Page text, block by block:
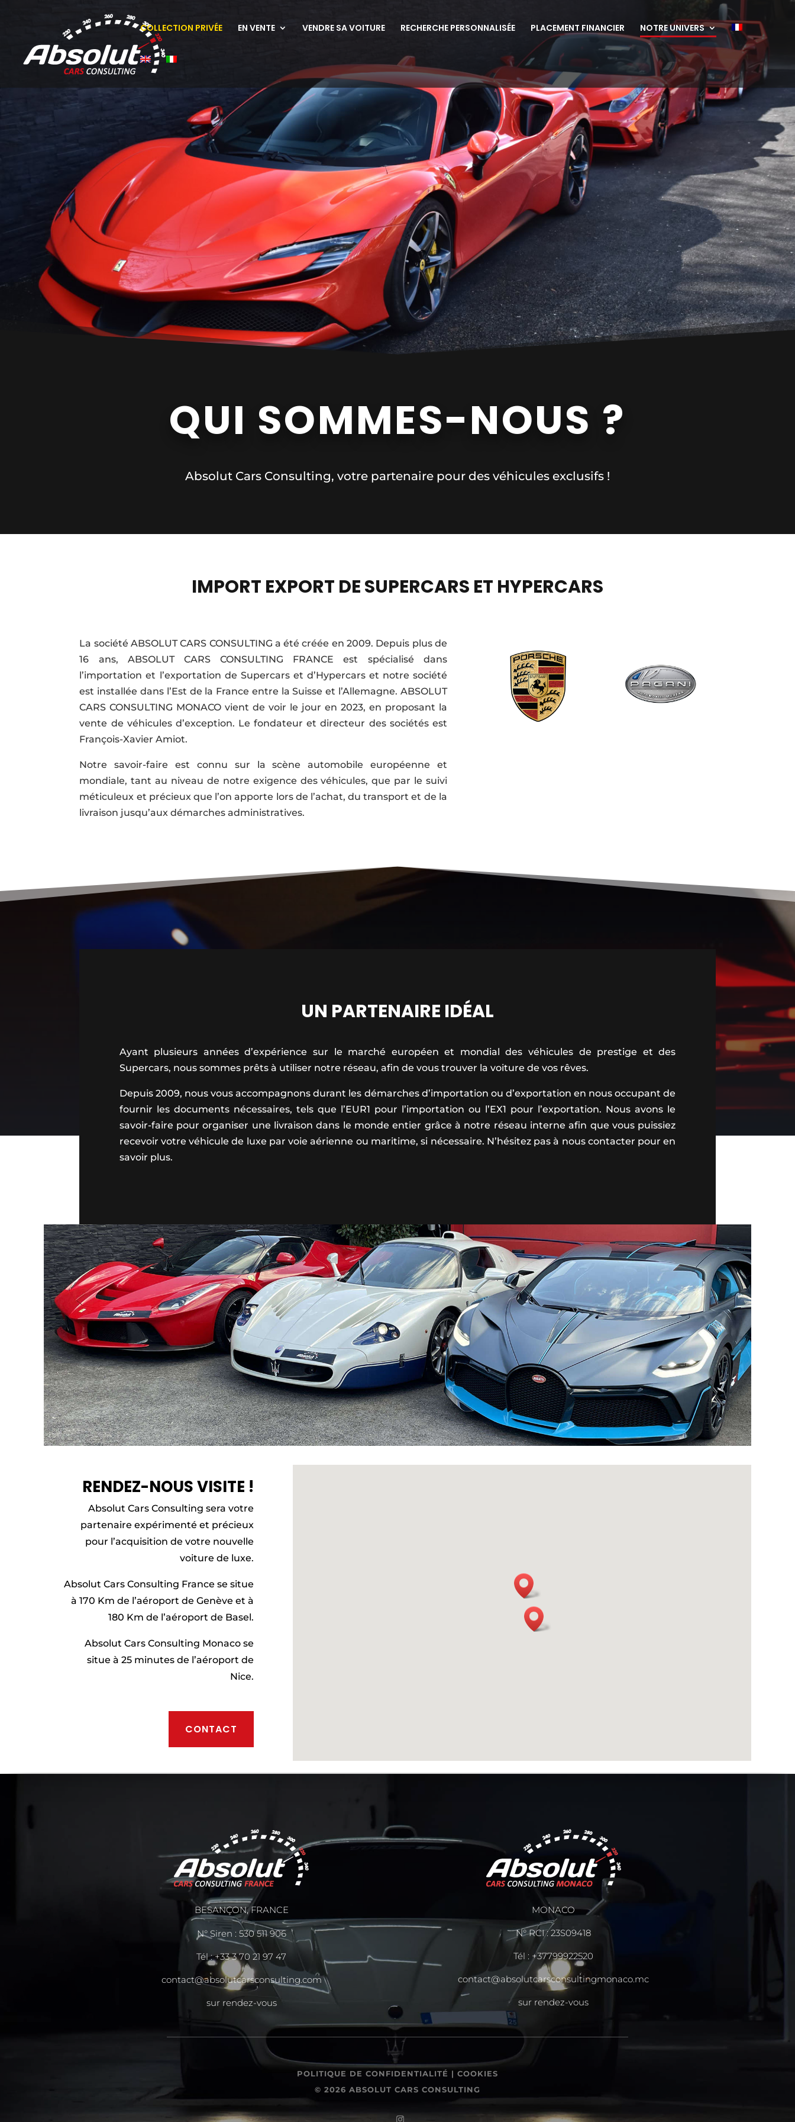
COLLECTION PRIVÉE EN VENTE VENDRE SA VOITURE RECHERCHE PERSONNALISÉE PLACEMENT FINANCIER NOTRE UNIVERS
QUI SOMMES-NOUS ?
Absolut Cars Consulting, votre partenaire pour des véhicules exclusifs !
IMPORT EXPORT DE SUPERCARS ET HYPERCARS
La société ABSOLUT CARS CONSULTING a été créée en 2009. Depuis plus de
16 ans, ABSOLUT CARS CONSULTING FRANCE est spécialisé dans
l’importation et l’exportation de Supercars et d’Hypercars et notre société
est installée dans l’Est de la France entre la Suisse et l’Allemagne. ABSOLUT
CARS CONSULTING MONACO vient de voir le jour en 2023, en proposant la
vente de véhicules d’exception. Le fondateur et directeur des sociétés est
François-Xavier Amiot.
Notre savoir-faire est connu sur la scène automobile européenne et
mondiale, tant au niveau de notre exigence des véhicules, que par le suivi
méticuleux et précieux que l’on apporte lors de l’achat, du transport et de la
livraison jusqu’aux démarches administratives.
UN PARTENAIRE IDÉAL
Ayant plusieurs années d’expérience sur le marché européen et mondial des véhicules de prestige et des
Supercars, nous sommes prêts à utiliser notre réseau, afin de vous trouver la voiture de vos rêves.
Depuis 2009, nous vous accompagnons durant les démarches d’importation ou d’exportation en nous occupant de
fournir les documents nécessaires, tels que l’EUR1 pour l’importation ou l’EX1 pour l’exportation. Nous avons le
savoir-faire pour organiser une livraison dans le monde entier grâce à notre réseau interne afin que vous puissiez
recevoir votre véhicule de luxe par voie aérienne ou maritime, si nécessaire. N’hésitez pas à nous contacter pour en
savoir plus.
RENDEZ-NOUS VISITE !
Absolut Cars Consulting sera votre
partenaire expérimenté et précieux
pour l’acquisition de votre nouvelle
voiture de luxe.
Absolut Cars Consulting France se situe
à 170 Km de l’aéroport de Genève et à
180 Km de l’aéroport de Basel.
Absolut Cars Consulting Monaco se
situe à 25 minutes de l’aéroport de
Nice.
CONTACT
BESANÇON, FRANCE
N° Siren : 530 511 906
Tél :+33 3 70 21 97 47
contact@absolutcarsconsulting.com
sur rendez-vous
MONACO
N° RCI : 23S09418
Tél : +37799922520
contact@absolutcarsconsultingmonaco.mc
sur rendez-vous
POLITIQUE DE CONFIDENTIALITÉ | COOKIES
© 2026 ABSOLUT CARS CONSULTING